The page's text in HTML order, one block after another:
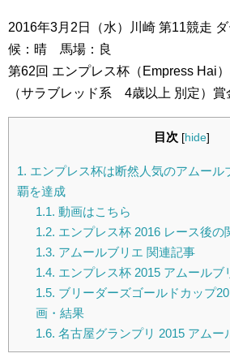
2016年3月2日（水）川崎 第11競走
候：晴 馬場：良
第62回 エンプレス杯（Empress Hai）
（サラブレッド系 4歳以上 別定）
目次 [hide]
1. エンプレス杯は断然人気のアムール
覇を達成
1.1. 動画はこちら
1.2. エンプレス杯 2016 レース後の
1.3. アムールブリエ 関連記事
1.4. エンプレス杯 2015 アムールブ
1.5. ブリーダーズゴールドカップ
画・結果
1.6. 名古屋グランプリ 2015 アムー